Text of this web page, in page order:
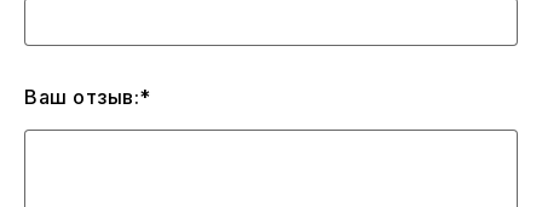
Ваш отзыв:*